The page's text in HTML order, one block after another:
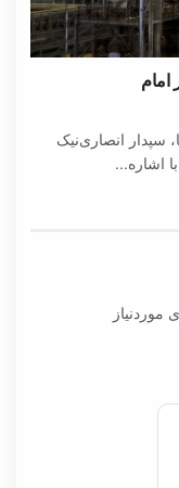
سپدار انصاری‌نیک
اشاره...